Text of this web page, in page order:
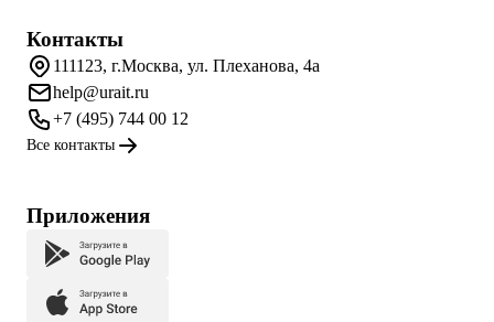
Контакты
111123, г.Москва, ул. Плеханова, 4а
help@urait.ru
+7 (495) 744 00 12
Все контакты
Приложения